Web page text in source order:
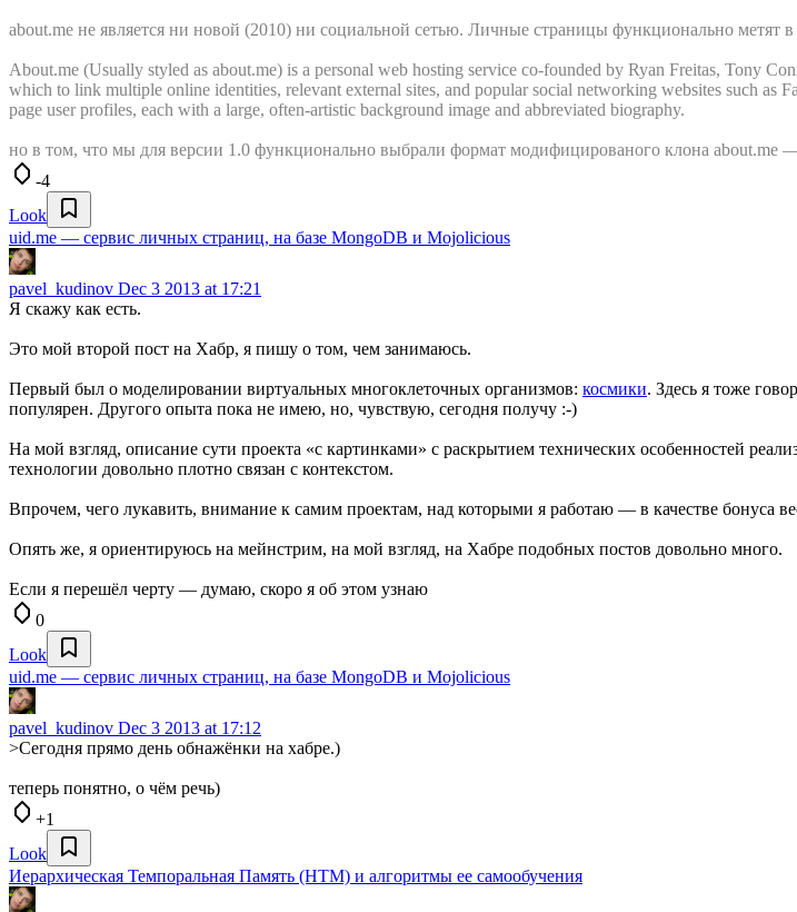
about.me не является ни новой (2010) ни социальной сетью. Личные страницы функционально метят
About.me (Usually styled as about.me) is a personal web hosting service co-founded by Ryan Freitas, Tony
which to link multiple online identities, relevant external sites, and popular social networking websites such
page user profiles, each with a large, often-artistic background image and abbreviated biography.
но в том, что мы для версии 1.0 функционально выбрали формат модифицированого клона about.me
-4
Look
uid.me — cервис личных страниц, на базе MongoDB и Mojolicious
pavel_kudinov Dec 3 2013 at 17:21
Я скажу как есть.
Это мой второй пост на Хабр, я пишу о том, чем занимаюсь.
Первый был о моделировании виртуальных многоклеточных организмов: космики. Здесь я тоже
популярен. Другого опыта пока не имею, но, чувствую, сегодня получу :-)
На мой взгляд, описание сути проекта «с картинками» с раскрытием технических особенностей
технологии довольно плотно связан с контекстом.
Впрочем, чего лукавить, внимание к самим проектам, над которыми я работаю — в качестве бонуса
Опять же, я ориентируюсь на мейнстрим, на мой взгляд, на Хабре подобных постов довольно много.
Если я перешёл черту — думаю, скоро я об этом узнаю
0
Look
uid.me — cервис личных страниц, на базе MongoDB и Mojolicious
pavel_kudinov Dec 3 2013 at 17:12
>Сегодня прямо день обнажёнки на хабре.)
теперь понятно, о чём речь)
+1
Look
Иерархическая Темпоральная Память (НТМ) и алгоритмы ее самообучения